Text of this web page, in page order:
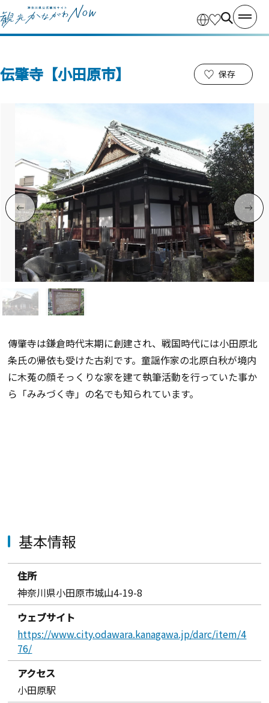
伝肇寺【小田原市】 保存
傳肇寺は鎌倉時代末期に創建され、戦国時代には小田原北
条氏の帰依も受けた古刹です。童謡作家の北原白秋が境内
に木菟の顔そっくりな家を建て執筆活動を行っていた事か
ら「みみづく寺」の名でも知られています。
基本情報
住所
神奈川県小田原市城山4-19-8
ウェブサイト
https://www.city.odawara.kanagawa.jp/darc/item/4
76/
アクセス
小田原駅